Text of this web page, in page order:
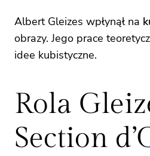
Albert Gleizes wpłynął na
obrazy. Jego prace
idee kubistyczne.
Rola
Section